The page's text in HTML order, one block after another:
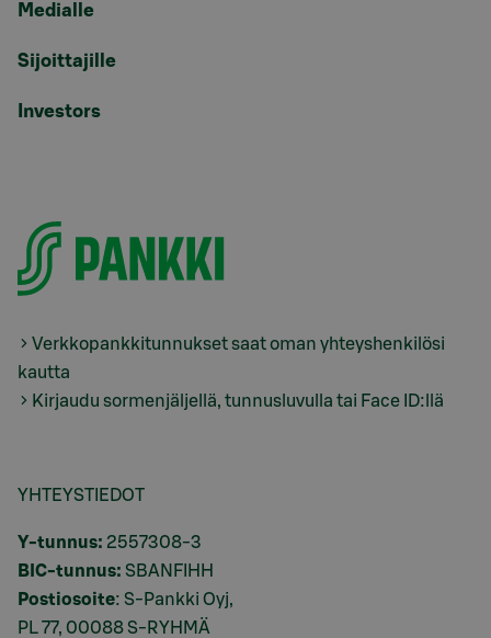
Medialle
Sijoittajille
Investors
Verkkopankkitunnukset saat oman yhteyshenkilösi
kautta
Kirjaudu sormenjäljellä, tunnusluvulla tai Face ID:llä
YHTEYSTIEDOT
Y-tunnus: 2557308-3
BIC-tunnus: SBANFIHH
Postiosoite: S-Pankki Oyj,
PL 77, 00088 S-RYHMÄ